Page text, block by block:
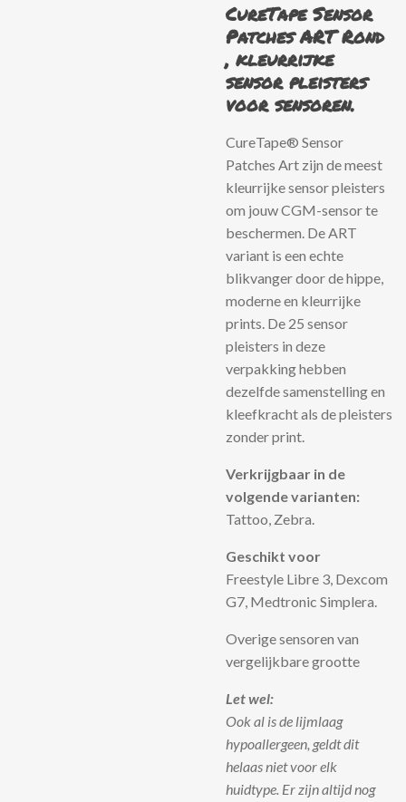
CureTape Sensor
Patches ART Rond
, kleurrijke
sensor pleisters
voor sensoren.
CureTape® Sensor
Patches Art zijn de meest
kleurrijke sensor pleisters
om jouw CGM-sensor te
beschermen. De ART
variant is een echte
blikvanger door de hippe,
moderne en kleurrijke
prints. De 25 sensor
pleisters in deze
verpakking hebben
dezelfde samenstelling en
kleefkracht als de pleisters
zonder print.
Verkrijgbaar in de
volgende varianten:
Tattoo, Zebra.
Geschikt voor
Freestyle Libre 3, Dexcom
G7, Medtronic Simplera.
Overige sensoren van
vergelijkbare grootte
Let wel:
Ook al is de lijmlaag
hypoallergeen, geldt dit
helaas niet voor elk
huidtype. Er zijn altijd nog